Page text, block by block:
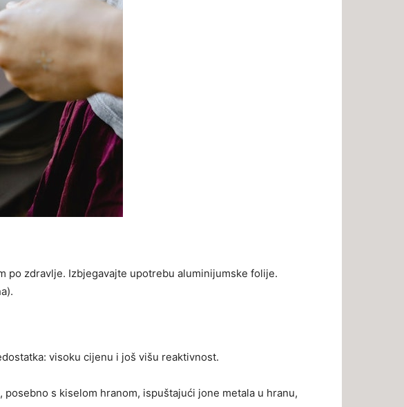
po zdravlje. Izbjegavajte upotrebu aluminijumske folije.
visoku cijenu i još višu reaktivnost.
s kiselom hranom, ispuštajući jone metala u hranu,